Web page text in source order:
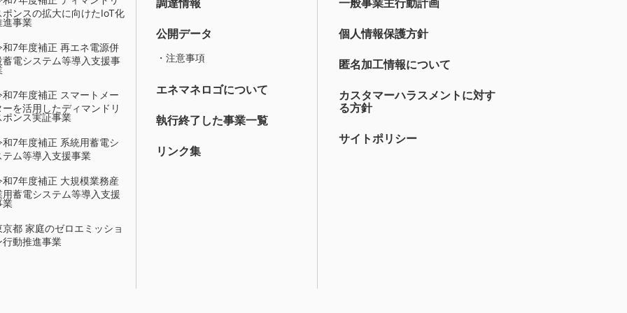
ポンスの拡大に向けたIoT化
進事業
和7年度補正 再エネ電源併
蓄電システム等導入支援事
和7年度補正 スマートメー
ーを活用したディマンドリ
ポンス実証事業
和7年度補正 系統用蓄電シ
テム等導入支援事業
和7年度補正 大規模業務産
用蓄電システム等導入支援
業
京都 家庭のゼロエミッショ
行動推進事業
公開データ
・注意事項
エネマネロゴについて
執行終了した事業一覧
リンク集
個人情報保護方針
匿名加工情報について
カスタマーハラスメントに対す
る方針
サイトポリシー